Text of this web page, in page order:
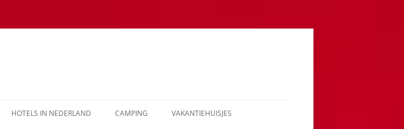
HOTELS IN NEDERLAND CAMPING VAKANTIEHUISJES